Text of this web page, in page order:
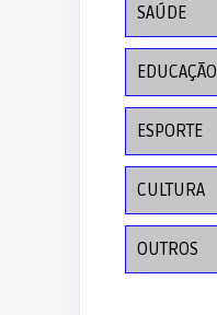
SAÚDE
EDUCAÇÃO
ESPORTE
CULTURA
OUTROS